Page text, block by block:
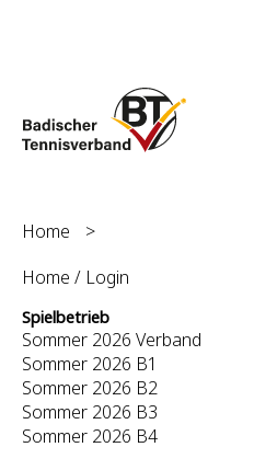
Home
>
Home / Login
Spielbetrieb
Sommer 2026 Verband
Sommer 2026 B1
Sommer 2026 B2
Sommer 2026 B3
Sommer 2026 B4